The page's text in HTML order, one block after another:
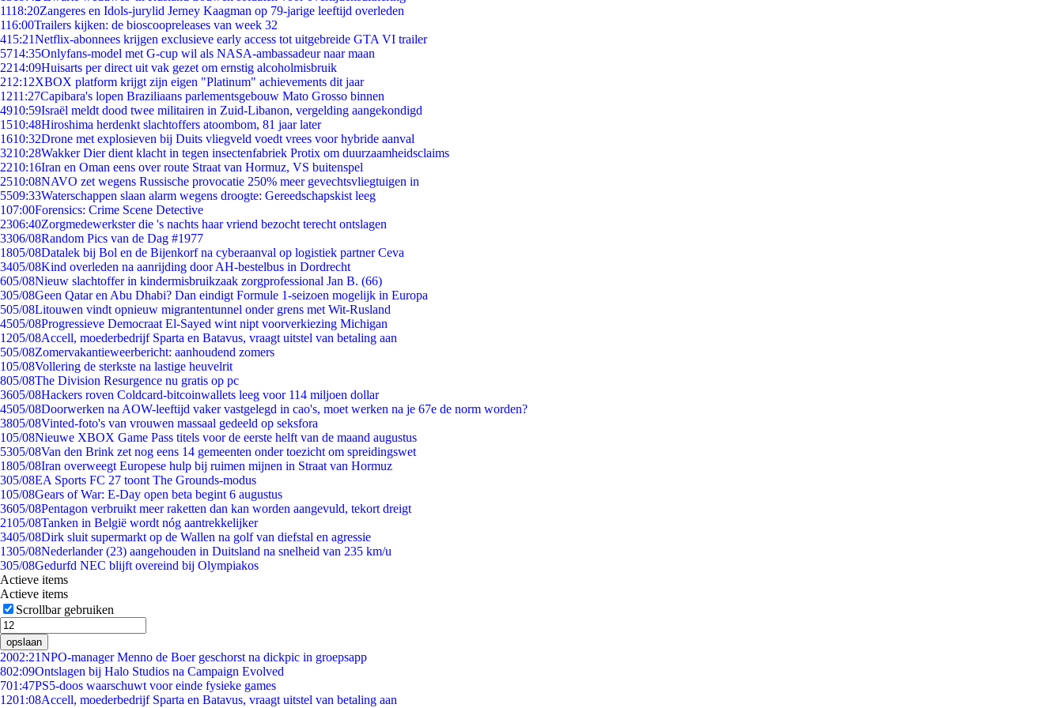
1118:20Zangeres en Idols-jurylid Jerney Kaagman op 79-jarige leeftijd overleden
116:00Trailers kijken: de bioscoopreleases van week 32
415:21Netflix-abonnees krijgen exclusieve early access tot uitgebreide GTA VI trailer
5714:35Onlyfans-model met G-cup wil als NASA-ambassadeur naar maan
2214:09Huisarts per direct uit vak gezet om ernstig alcoholmisbruik
212:12XBOX platform krijgt zijn eigen "Platinum" achievements dit jaar
1211:27Capibara's lopen Braziliaans parlementsgebouw Mato Grosso binnen
4910:59Israël meldt dood twee militairen in Zuid-Libanon, vergelding aangekondigd
1510:48Hiroshima herdenkt slachtoffers atoombom, 81 jaar later
1610:32Drone met explosieven bij Duits vliegveld voedt vrees voor hybride aanval
3210:28Wakker Dier dient klacht in tegen insectenfabriek Protix om duurzaamheidsclaims
2210:16Iran en Oman eens over route Straat van Hormuz, VS buitenspel
2510:08NAVO zet wegens Russische provocatie 250% meer gevechtsvliegtuigen in
5509:33Waterschappen slaan alarm wegens droogte: Gereedschapskist leeg
107:00Forensics: Crime Scene Detective
2306:40Zorgmedewerkster die 's nachts haar vriend bezocht terecht ontslagen
3306/08Random Pics van de Dag #1977
1805/08Datalek bij Bol en de Bijenkorf na cyberaanval op logistiek partner Ceva
3405/08Kind overleden na aanrijding door AH-bestelbus in Dordrecht
605/08Nieuw slachtoffer in kindermisbruikzaak zorgprofessional Jan B. (66)
305/08Geen Qatar en Abu Dhabi? Dan eindigt Formule 1-seizoen mogelijk in Europa
505/08Litouwen vindt opnieuw migrantentunnel onder grens met Wit-Rusland
4505/08Progressieve Democraat El-Sayed wint nipt voorverkiezing Michigan
1205/08Accell, moederbedrijf Sparta en Batavus, vraagt uitstel van betaling aan
505/08Zomervakantieweerbericht: aanhoudend zomers
105/08Vollering de sterkste na lastige heuvelrit
805/08The Division Resurgence nu gratis op pc
3605/08Hackers roven Coldcard-bitcoinwallets leeg voor 114 miljoen dollar
4505/08Doorwerken na AOW-leeftijd vaker vastgelegd in cao's, moet werken na je 67e de norm worden?
3805/08Vinted-foto's van vrouwen massaal gedeeld op seksfora
105/08Nieuwe XBOX Game Pass titels voor de eerste helft van de maand augustus
5305/08Van den Brink zet nog eens 14 gemeenten onder toezicht om spreidingswet
1805/08Iran overweegt Europese hulp bij ruimen mijnen in Straat van Hormuz
305/08EA Sports FC 27 toont The Grounds-modus
105/08Gears of War: E-Day open beta begint 6 augustus
3605/08Pentagon verbruikt meer raketten dan kan worden aangevuld, tekort dreigt
2105/08Tanken in België wordt nóg aantrekkelijker
3405/08Dirk sluit supermarkt op de Wallen na golf van diefstal en agressie
1305/08Nederlander (23) aangehouden in Duitsland na snelheid van 235 km/u
305/08Gedurfd NEC blijft overeind bij Olympiakos
Actieve items
Actieve items
Scrollbar gebruiken
opslaan
2002:21NPO-manager Menno de Boer geschorst na dickpic in groepsapp
802:09Ontslagen bij Halo Studios na Campaign Evolved
701:47PS5-doos waarschuwt voor einde fysieke games
1201:08Accell, moederbedrijf Sparta en Batavus, vraagt uitstel van betaling aan